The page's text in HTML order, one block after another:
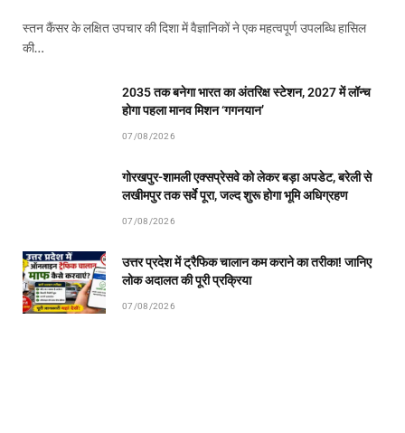
स्तन कैंसर के लक्षित उपचार की दिशा में वैज्ञानिकों ने एक महत्वपूर्ण उपलब्धि हासिल
की…
2035 तक बनेगा भारत का अंतरिक्ष स्टेशन, 2027 में लॉन्च
होगा पहला मानव मिशन ‘गगनयान’
07/08/2026
गोरखपुर-शामली एक्सप्रेसवे को लेकर बड़ा अपडेट, बरेली से
लखीमपुर तक सर्वे पूरा, जल्द शुरू होगा भूमि अधिग्रहण
07/08/2026
उत्तर प्रदेश में ट्रैफिक चालान कम कराने का तरीका! जानिए
लोक अदालत की पूरी प्रक्रिया
07/08/2026